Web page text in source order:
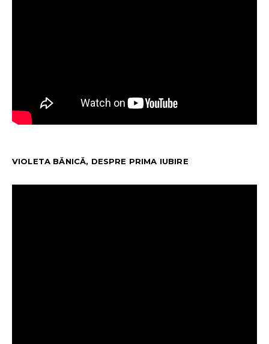
VIOLETA BĂNICĂ, DESPRE PRIMA IUBIRE